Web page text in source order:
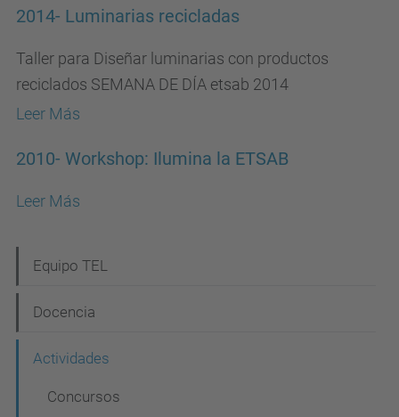
2014- Luminarias recicladas
Taller para Diseñar luminarias con productos
reciclados SEMANA DE DÍA etsab 2014
Leer Más
2010- Workshop: Ilumina la ETSAB
Leer Más
a
v
Equipo TEL
Docencia
Actividades
Concursos